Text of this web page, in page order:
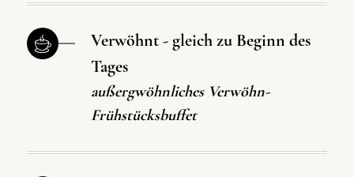
Verwöhnt - gleich zu Beginn des
Tages
außergwöhnliches Verwöhn-
Frühstücksbuffet